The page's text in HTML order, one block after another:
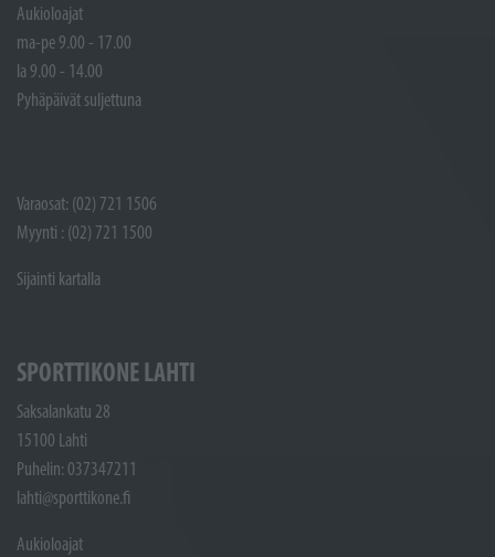
Aukioloajat
ma-pe 9.00 - 17.00
la 9.00 - 14.00
Pyhäpäivät suljettuna
Varaosat: (02) 721 1506
Myynti : (02) 721 1500
Sijainti kartalla
SPORTTIKONE LAHTI
Saksalankatu 28
15100 Lahti
Puhelin: 037347211
lahti@sporttikone.fi
Aukioloajat